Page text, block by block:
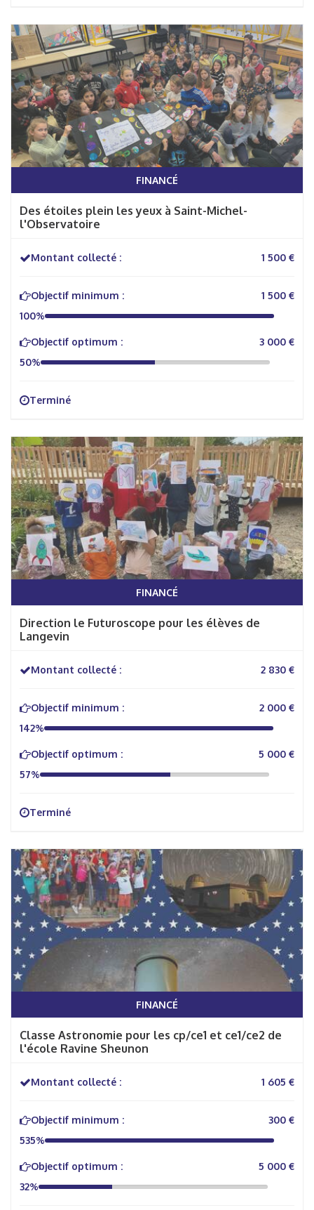
FINANCÉ
Des étoiles plein les yeux à Saint-Michel-
l'Observatoire
Montant collecté : 1 500 €
Objectif minimum :
1 500 €
100%
Objectif optimum :
3 000 €
50%
Terminé
FINANCÉ
Direction le Futuroscope pour les élèves de
Langevin
Montant collecté : 2 830 €
Objectif minimum :
2 000 €
142%
Objectif optimum :
5 000 €
57%
Terminé
FINANCÉ
Classe Astronomie pour les cp/ce1 et ce1/ce2 de
l'école Ravine Sheunon
Montant collecté : 1 605 €
Objectif minimum :
300 €
535%
Objectif optimum :
5 000 €
32%